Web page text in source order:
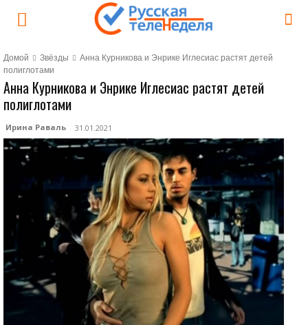
Домой Звёзды
Анна Курникова и Энрике Иглесиас растят детей
полиглотами
Анна Курникова и Энрике Иглесиас растят детей
полиглотами
Ирина Раваль 31.01.2021